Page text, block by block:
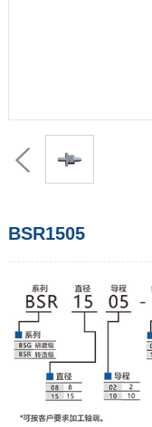
BSR1505